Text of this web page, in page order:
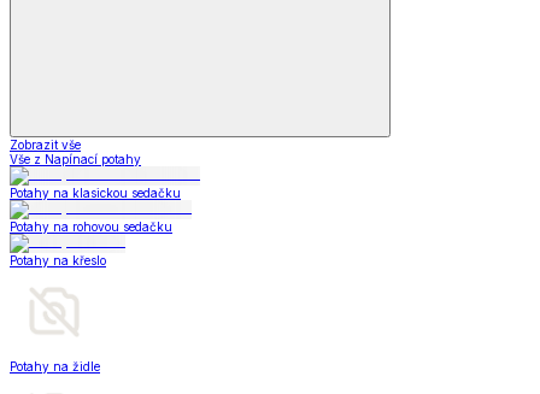
Zobrazit vše
Vše z Napínací potahy
Potahy na klasickou sedačku
Potahy na rohovou sedačku
Potahy na křeslo
Potahy na židle